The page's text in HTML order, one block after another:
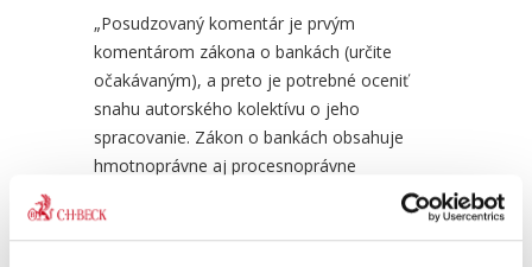
„Posudzovaný komentár je prvým
komentárom zákona o bankách (určite
očakávaným), a preto je potrebné oceniť
snahu autorského kolektívu o jeho
spracovanie. Zákon o bankách obsahuje
hmotnoprávne aj procesnoprávne
ustanovenia, v dôsledku čoho komentár
poskytuje širokospektrálny výklad. Svojou